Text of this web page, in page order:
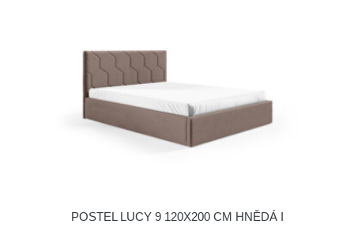
POSTEL LUCY 9 120X200 CM HNĚDÁ I